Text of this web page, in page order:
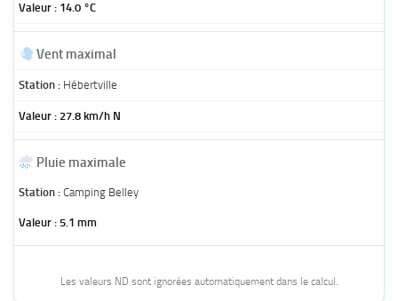
14.0 °C
Vent maximal
Hébertville
27.8 km/h N
Pluie maximale
Camping Belley
5.1 mm
Les valeurs ND sont ignorées automatiquement dans le calcul.